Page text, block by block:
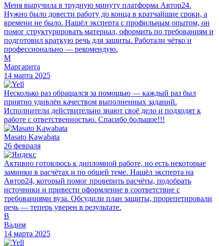
Меня выручила в трудную минуту платформа Автор24.
Нужно было довести работу до конца в кратчайшие сроки, а
времени не было. Нашёл эксперта с профильным опытом, он
помог структурировать материал, оформить по требованиям и
подготовил краткую речь для защиты. Работали чётко и
профессионально — рекомендую.
М
Маргарита
14 марта 2025
Несколько раз обращался за помощью — каждый раз был
приятно удивлён качеством выполненных заданий.
Исполнители действительно знают своё дело и подходят к
работе с ответственностью. Спасибо большое!!!
Masato Kawabata
26 февраля
Активно готовлюсь к дипломной работе, но есть некоторые
заминки в расчётах и по общей теме. Нашёл эксперта на
Автор24, который помог проверить расчёты, подобрать
источники и привести оформление в соответствие с
требованиями вуза. Обсудили план защиты, прорепетировали
речь — теперь уверен в результате.
В
Вадим
14 марта 2025